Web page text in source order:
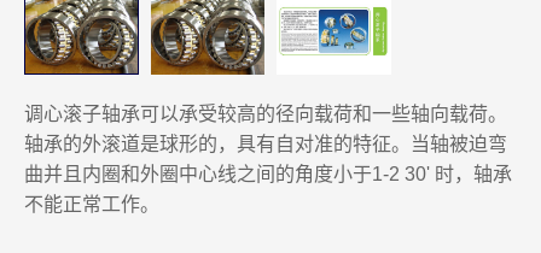
调心滚子轴承可以承受较高的径向载荷和一些轴向载荷。
轴承的外滚道是球形的，具有自对准的特征。当轴被迫弯
曲并且内圈和外圈中心线之间的角度小于1-2 30' 时，轴承
不能正常工作。